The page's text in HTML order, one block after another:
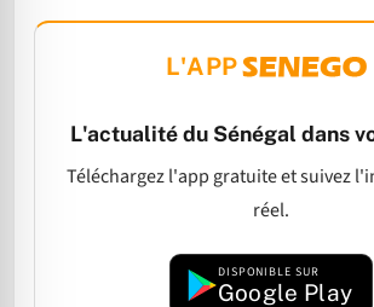
L'APP
L'actualité du Sénégal dans
Téléchargez l'app gratuite et suivez
réel.
DISPONIBLE SUR
Google Play